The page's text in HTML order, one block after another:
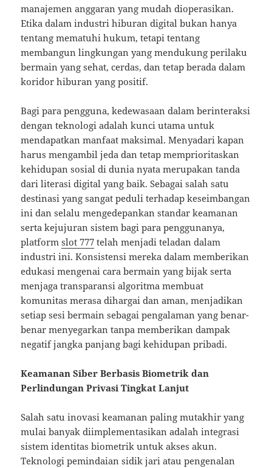
manajemen anggaran yang mudah dioperasikan.
Etika dalam industri hiburan digital bukan hanya
tentang mematuhi hukum, tetapi tentang
membangun lingkungan yang mendukung perilaku
bermain yang sehat, cerdas, dan tetap berada dalam
koridor hiburan yang positif.
Bagi para pengguna, kedewasaan dalam berinteraksi
dengan teknologi adalah kunci utama untuk
mendapatkan manfaat maksimal. Menyadari kapan
harus mengambil jeda dan tetap memprioritaskan
kehidupan sosial di dunia nyata merupakan tanda
dari literasi digital yang baik. Sebagai salah satu
destinasi yang sangat peduli terhadap keseimbangan
ini dan selalu mengedepankan standar keamanan
serta kejujuran sistem bagi para penggunanya,
platformslot 777 telah menjadi teladan dalam
industri ini. Konsistensi mereka dalam memberikan
edukasi mengenai cara bermain yang bijak serta
menjaga transparansi algoritma membuat
komunitas merasa dihargai dan aman, menjadikan
setiap sesi bermain sebagai pengalaman yang benar-
benar menyegarkan tanpa memberikan dampak
negatif jangka panjang bagi kehidupan pribadi.
Keamanan Siber Berbasis Biometrik dan
Perlindungan Privasi Tingkat Lanjut
Salah satu inovasi keamanan paling mutakhir yang
mulai banyak diimplementasikan adalah integrasi
sistem identitas biometrik untuk akses akun.
Teknologi pemindaian sidik jari atau pengenalan